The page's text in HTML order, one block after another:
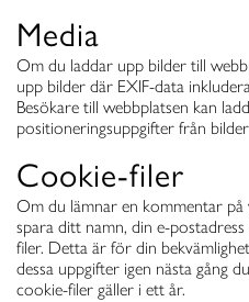
Media
Om du laddar upp bilder till
upp bilder där EXIF-data
Besökare till webbplatsen kan
positioneringsuppgifter från
Cookie-filer
Om du lämnar en kommentar
spara ditt namn, din e-
filer. Detta är för din
dessa uppgifter igen nästa gång
cookie-filer gäller i ett år.